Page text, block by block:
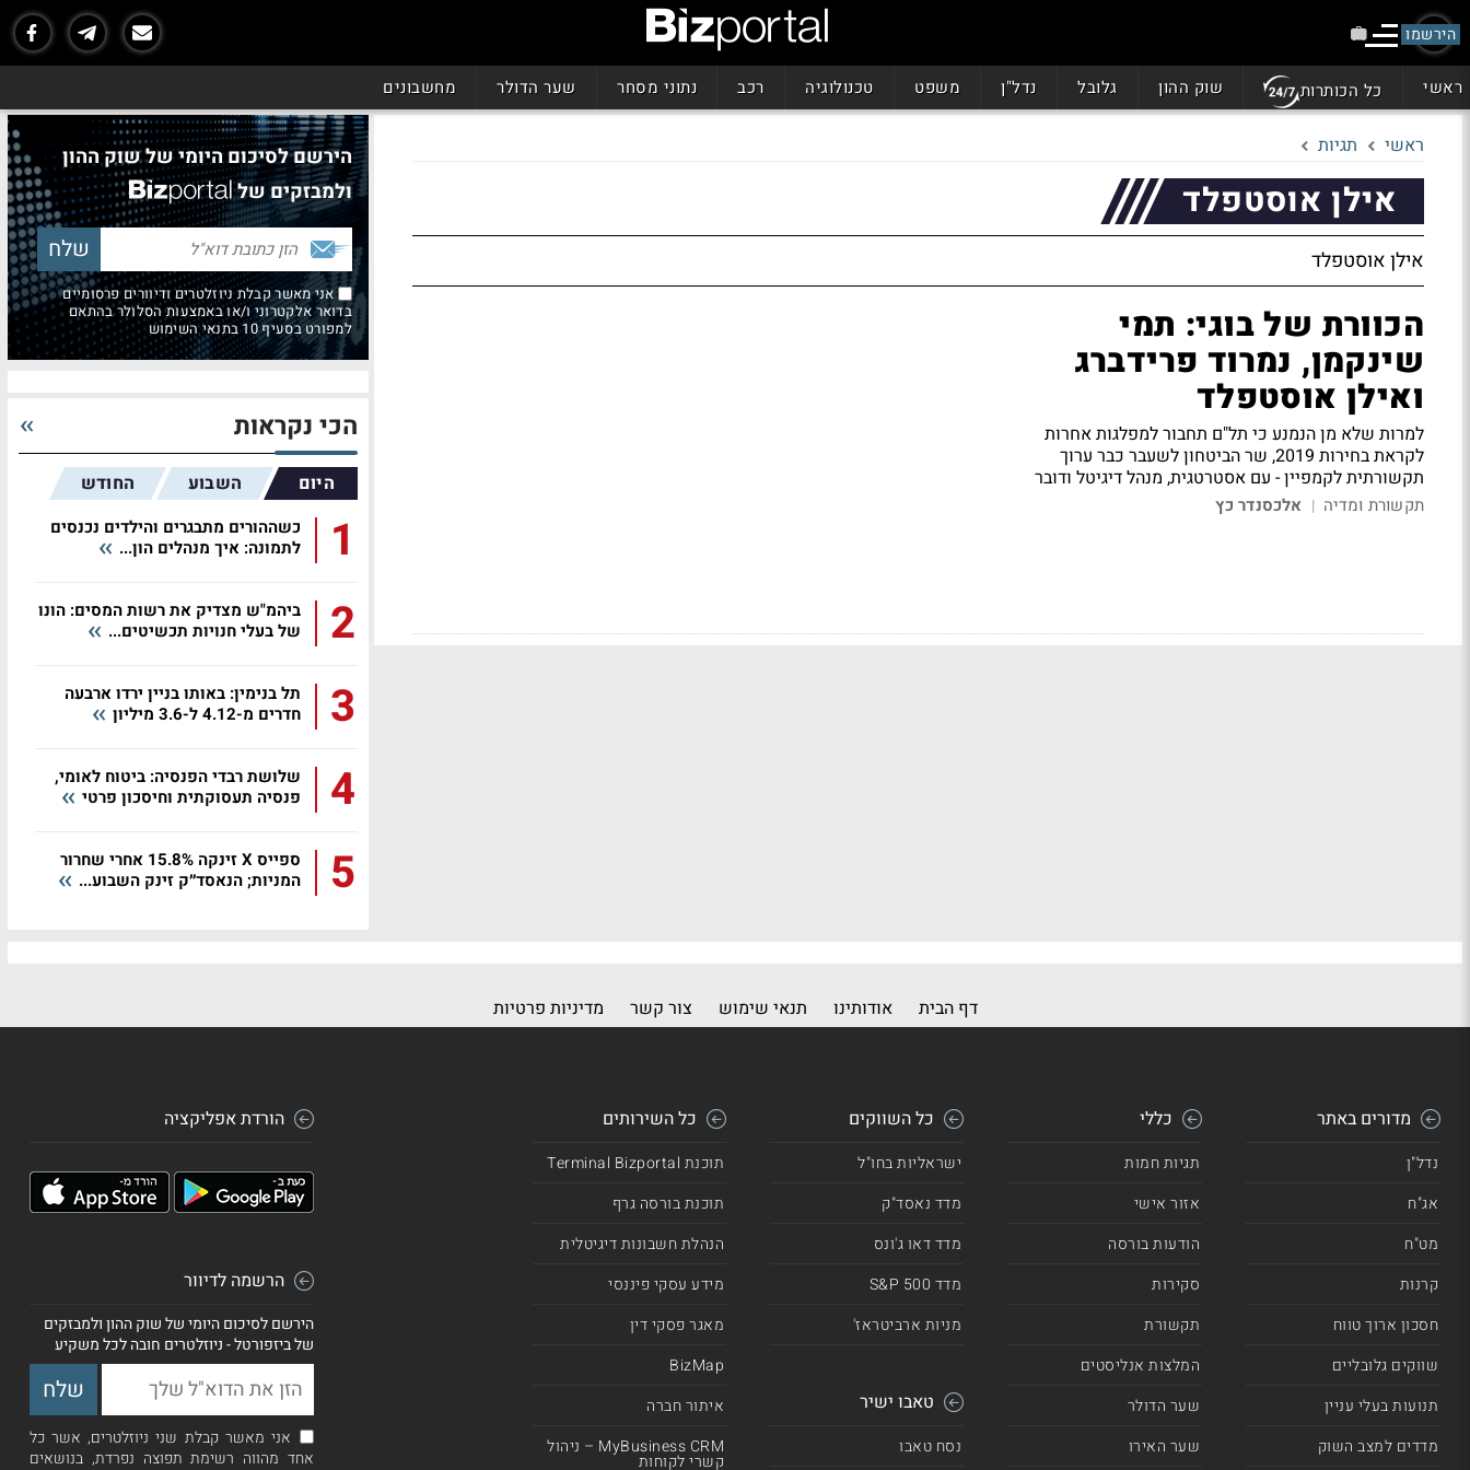
הירשמו
ראשי כל הכותרות שוק ההון גלובל נדל"ן משפט טכנולוגיה רכב נתוני מסחר שער הדולר מחשבונים
ראשי תגיות
אילן אוסטפלד
אילן אוסטפלד
הכוורת של בוגי: תמי
שינקמן, נמרוד פרידברג
ואילן אוסטפלד
למרות שלא מן הנמנע כי תל"ם תחבור למפלגות אחרות
לקראת בחירות 2019, שר הביטחון לשעבר כבר ערוך
תקשורתית לקמפיין - עם אסטרטגית, מנהל דיגיטל ודובר
תקשורת ומדיה | אלכסנדר כץ
הירשם לסיכום היומי של שוק ההון
ולמבזקים של
אני מאשר קבלת ניוזלטרים ודיוורים פרסומיים
בדואר אלקטרוני ו/או באמצעות הסלולר בהתאם
למפורט בסעיף 10 בתנאי השימוש
הכי נקראות
היום השבוע החודש
1
כשההורים מתבגרים והילדים נכנסים
לתמונה: איך מנהלים הון...
2
ביהמ"ש מצדיק את רשות המסים: הונו
של בעלי חנויות תכשיטים...
3
תל בנימין: באותו בניין ירדו ארבעה
חדרים מ-4.12 ל-3.6 מיליון
4
שלושת רבדי הפנסיה: ביטוח לאומי,
פנסיה תעסוקתית וחיסכון פרטי
5
ספייס X זינקה 15.8% אחרי שחרור
המניות; הנאסד״ק זינק השבוע...
דף הבית אודותינו תנאי שימוש צור קשר מדיניות פרטיות
מדורים באתר
נדל"ן
אג"ח
מט"ח
קרנות
חסכון ארוך טווח
שווקים גלובליים
תנועות בעלי עניין
מדדים למצב השוק
כללי
תגיות חמות
אזור אישי
הודעות בורסה
סקירות
תקשורת
המלצות אנליסטים
שער הדולר
שער האירו
כל השווקים
ישראליות בחו"ל
מדד נאסד"ק
מדד דאו ג'ונס
מדד 500 S&P
מניות ארביטראז'
טאבו ישיר
נסח טאבו
כל השירותים
תוכנת Terminal Bizportal
תוכנת בורסה גרף
הנהלת חשבונות דיגיטלית
מידע עסקי פיננסי
מאגר פסקי דין
BizMap
איתור חברה
MyBusiness CRM – ניהול
קשרי לקוחות
הורדת אפליקציה
הרשמה לדיוור
הירשם לסיכום היומי של שוק ההון ולמבזקים
של ביזפורטל - ניוזלטרים חובה לכל משקיע
אני מאשר קבלת שני ניוזלטרים, אשר כל
אחד מהווה רשימת תפוצה נפרדת, בנושאים